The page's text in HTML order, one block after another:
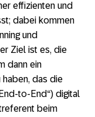
effizienten und
dabei kommen
und
Ziel ist es, die
dann ein
haben, das die
to-End“) digital
beim